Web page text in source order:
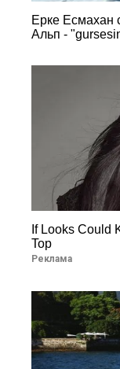
Ерке Есмахан
Альп -
If Looks Could
Top
Реклама